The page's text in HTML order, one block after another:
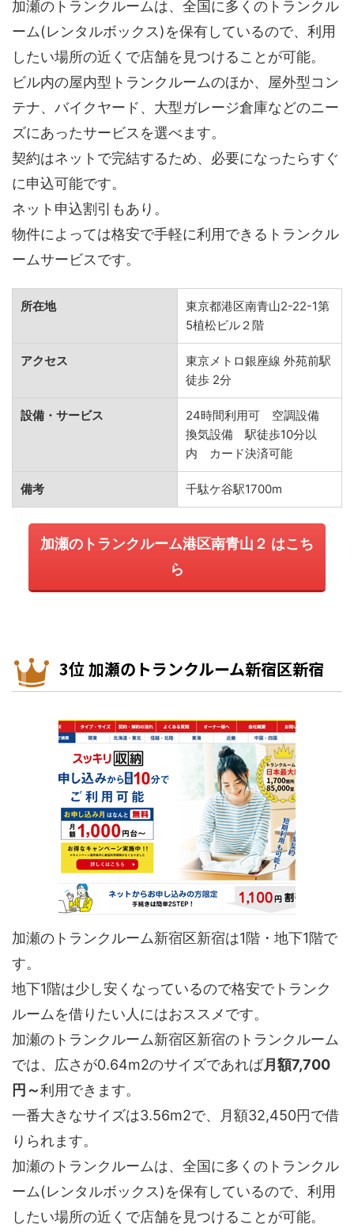
加瀬のトランクルームは、全国に多くのトランクル
ーム(レンタルボックス)を保有しているので、利用
したい場所の近くで店舗を見つけることが可能。
ビル内の屋内型トランクルームのほか、屋外型コン
テナ、バイクヤード、大型ガレージ倉庫などのニー
ズにあったサービスを選べます。
契約はネットで完結するため、必要になったらすぐ
に申込可能です。
ネット申込割引もあり。
物件によっては格安で手軽に利用できるトランクル
ームサービスです。
所在地
東京都港区南青山2-22-1第
5植松ビル２階
アクセス
東京メトロ銀座線 外苑前駅
徒歩 2分
設備・サービス
24時間利用可 空調設備
換気設備 駅徒歩10分以
内 カード決済可能
備考 千駄ケ谷駅1700m
加瀬のトランクルーム港区南青山２ はこち
ら
3位 加瀬のトランクルーム新宿区新宿
加瀬のトランクルーム新宿区新宿は1階・地下1階で
す。
地下1階は少し安くなっているので格安でトランク
ルームを借りたい人にはおススメです。
加瀬のトランクルーム新宿区新宿のトランクルーム
では、広さが0.64m2のサイズであれば月額7,700
円～利用できます。
一番大きなサイズは3.56m2で、月額32,450円で借
りられます。
加瀬のトランクルームは、全国に多くのトランクル
ーム(レンタルボックス)を保有しているので、利用
したい場所の近くで店舗を見つけることが可能。